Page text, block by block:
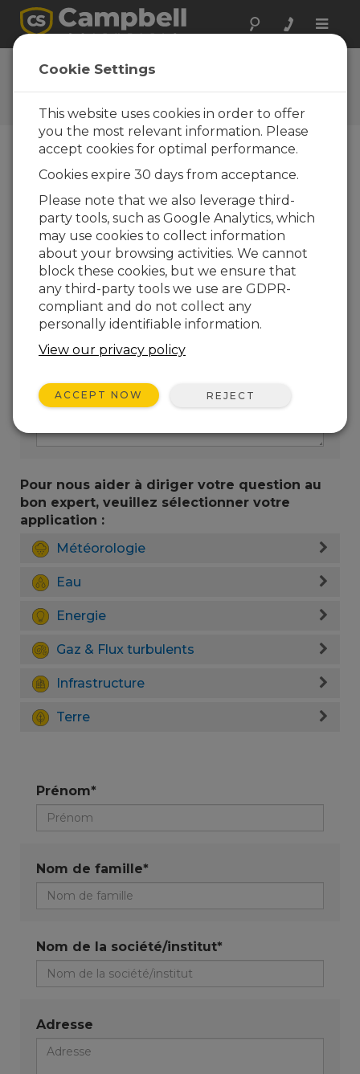
Toggle
Questions
Posez vos questions à
Campbell Scientific France
de nos experts vous contactera. * = champ
obligatoire.
Veuillez sélectionner le type de question
:
Achat
Support technique
Tapez votre question ici :
Pour nous aider à diriger votre question au
bon expert, veuillez sélectionner votre
application :
Météorologie
Eau
Energie
Gaz & Flux turbulents
Infrastructure
Terre
Prénom*
Nom de famille*
Nom de la société/institut*
Adresse
Cookie Settings
This website uses cookies in order to offer
you the most relevant information. Please
accept cookies for optimal performance.
Cookies expire 30 days from acceptance.
Please note that we also leverage third-
party tools, such as Google Analytics, which
may use cookies to collect information
about your browsing activities. We cannot
block these cookies, but we ensure that
any third-party tools we use are GDPR-
compliant and do not collect any
personally identifiable information.
View our privacy policy
ACCEPT NOW REJECT